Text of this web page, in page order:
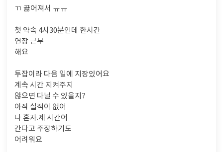
ㄲ 끓어져서 ㅠㅠ
첫 약속 4시30분인데 한시간
연장 근무
해요
투잡이라 다음 일에 지장있어요
계속 시간 지켜주지
않으면 다닐 수 있을지?
아직 실적이 없어
나 혼자.제 시간어
간다고 주장하기도
어려워요